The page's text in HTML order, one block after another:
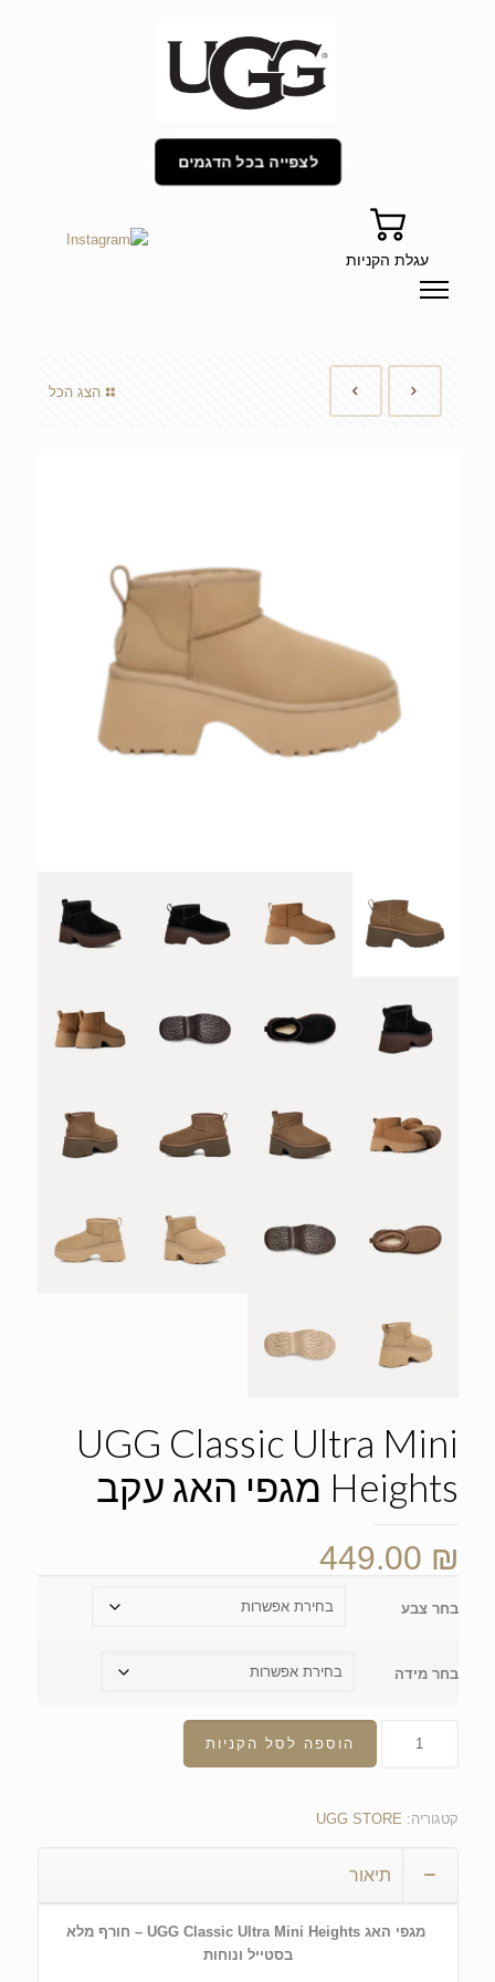
לצפייה בכל הדגמים
עגלת הקניות
הצג הכל
UGG Classic Ultra Mini
Heights מגפי האג עקב
449.00 ₪
בחר צבע
בחר מידה
הוספה לסל הקניות
קטגוריה: UGG STORE
תיאור
מגפי האג UGG Classic Ultra Mini Heights – חורף מלא
בסטייל ונוחות